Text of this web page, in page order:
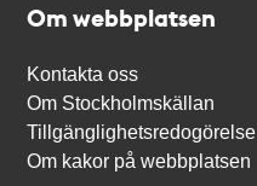
Om webbplatsen
Kontakta oss
Om Stockholmskällan
Tillgänglighetsredogörelse
Om kakor på webbplatsen